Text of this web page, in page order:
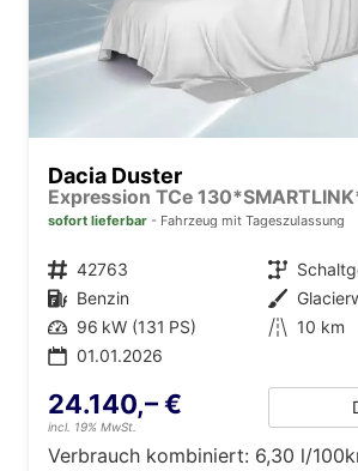
Dacia Duster
sofort lieferbar Fahrzeug mit Tageszulassung
Fahrzeugnr. 42763 Getriebe
Kraftstoff Benzin Außenfarbe
Leistung 96 kW (131 PS) Kilometerstand 10 km
01.01.2026
24.140,– €
incl. 19% MwSt.
Verbrauch kombiniert: 6,30 l/